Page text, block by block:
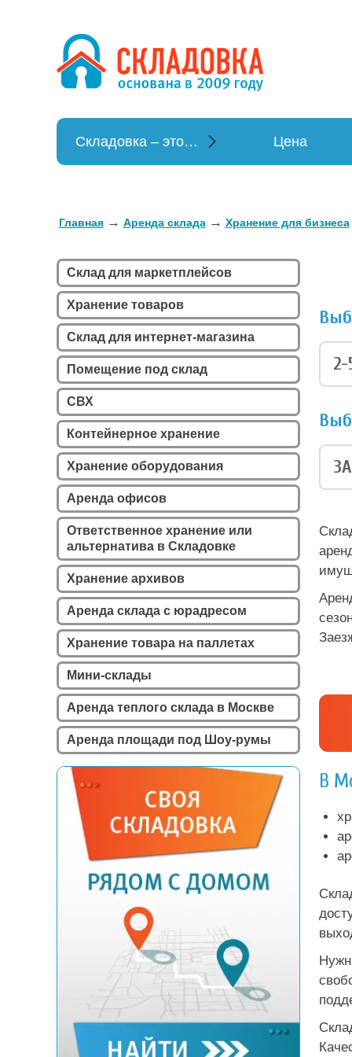
Складовка – это… Цена
Главная→ Аренда склада→ Хранение для бизнеса
Склад для маркетплейсов
Хранение товаров
Склад для интернет-магазина
Помещение под склад
СВХ
Контейнерное хранение
Хранение оборудования
Аренда офисов
Ответственное хранение или
альтернатива в Складовке
Хранение архивов
Аренда склада с юрадресом
Хранение товара на паллетах
Мини-склады
Аренда теплого склада в Москве
Аренда площади под Шоу-румы
В